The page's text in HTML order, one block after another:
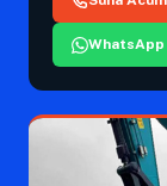
WhatsApp